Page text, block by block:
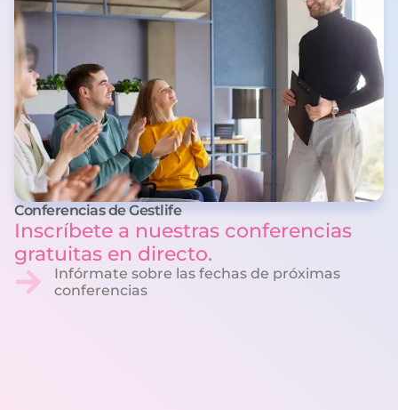
Conferencias de Gestlife
Inscríbete a nuestras conferencias
gratuitas en directo.
Infórmate sobre las fechas de próximas
conferencias